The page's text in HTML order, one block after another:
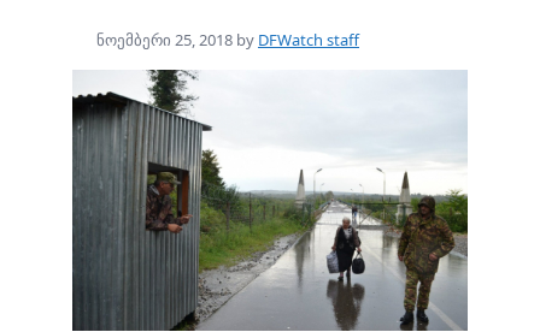
ნოემბერი 25, 2018 by DFWatch staff